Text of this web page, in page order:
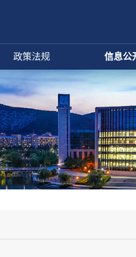
政策法规 信息公